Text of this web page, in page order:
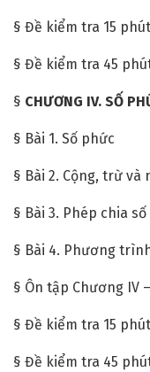
§ Đề kiểm tra 15
§ Đề kiểm tra 45
§ CHƯƠNG IV. SỐ
§ Bài 1. Số phức
§ Bài 2. Cộng, trừ và
§ Bài 3. Phép chia
§ Bài 4. Phương
§ Ôn tập Chương IV
§ Đề kiểm tra 15
§ Đề kiểm tra 45